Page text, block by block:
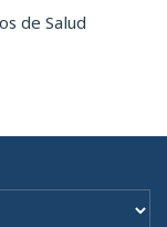
de Salud